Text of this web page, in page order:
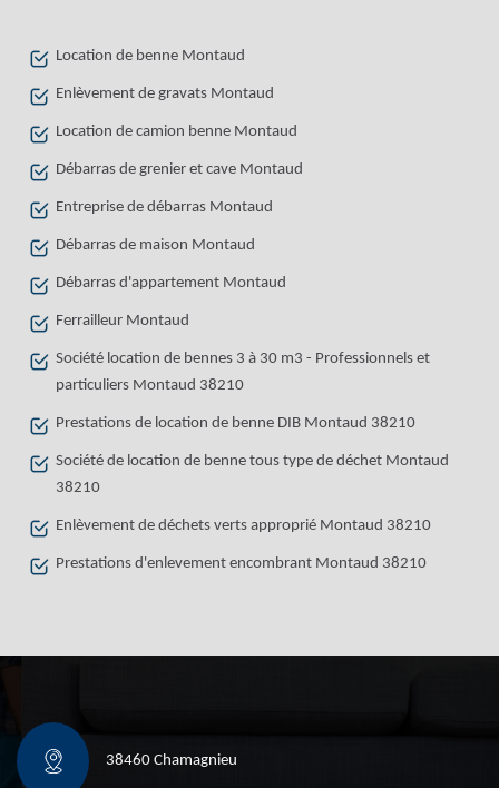
Location de benne Montaud
Enlèvement de gravats Montaud
Location de camion benne Montaud
Débarras de grenier et cave Montaud
Entreprise de débarras Montaud
Débarras de maison Montaud
Débarras d'appartement Montaud
Ferrailleur Montaud
Société location de bennes 3 à 30 m3 - Professionnels et
particuliers Montaud 38210
Prestations de location de benne DIB Montaud 38210
Société de location de benne tous type de déchet Montaud
38210
Enlèvement de déchets verts approprié Montaud 38210
Prestations d'enlevement encombrant Montaud 38210
38460 Chamagnieu